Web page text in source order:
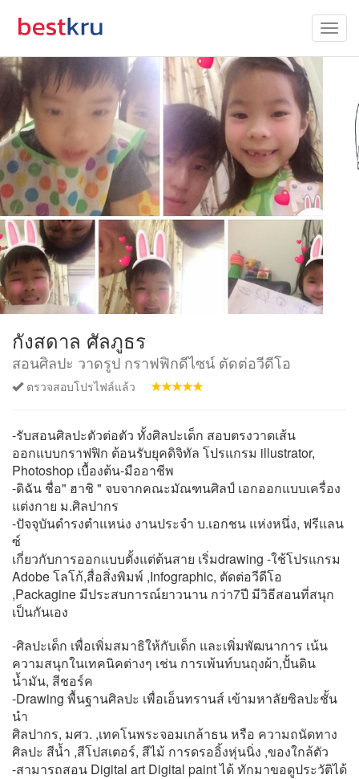
กังสดาล ศัลภูธร
สอนศิลปะ วาดรูป กราฟฟิกดีไซน์ ตัดต่อวีดีโอ
ตรวจสอบโปรไฟล์แล้ว
-รับสอนศิลปะตัวต่อตัว ทั้งศิลปะเด็ก สอบตรงวาดเส้น
ออกแบบกราฟฟิก ต้อนรับยุคดิจิทัล โปรแกรม illustrator,
Photoshop เบื้องต้น-มืออาชีพ
-ดิฉัน ชื่อ" ฮาชิ " จบจากคณะมัณฑนศิลป์ เอกออกแบบเครื่อง
แต่งกาย ม.ศิลปากร
-ปัจจุบันดำรงตำแหน่ง งานประจำ บ.เอกชน แห่งหนึ่ง, ฟรีแลน
ซ์
เกี่ยวกับการออกแบบตั้งแต่ต้นสาย เริ่มdrawing -ใช้โปรแกรม
Adobe โลโก้,สื่อสิ่งพิมพ์ ,Infographic, ตัดต่อวีดีโอ
,Packagine มีประสบการณ์ยาวนาน กว่า7ปี มีวิธีสอนที่สนุก
เป็นกันเอง
-ศิลปะเด็ก เพื่อเพิ่มสมาธิให้กับเด็ก และเพิ่มพัฒนาการ เน้น
ความสนุกในเทคนิคต่างๆ เช่น การเพ้นท์บนถุงผ้า,ปั้นดิน
น้ำมัน, สีชอร์ค
-Drawing พื้นฐานศิลปะ เพื่อเอ็นทรานส์ เข้ามหาลัยซิลปะชั้น
นำ
ศิลปากร, มศว. ,เทคโนพระจอมเกล้าธน หรือ ความถนัดทาง
ศิลปะ สีน้ำ ,สีโปสเตอร์, สีไม้ การดรออิ้งหุ่นนิ่ง ,ของใกล้ตัว
-สามารถสอน Digital art Digital paint ได้ ทักมาขอดูประวัติได้